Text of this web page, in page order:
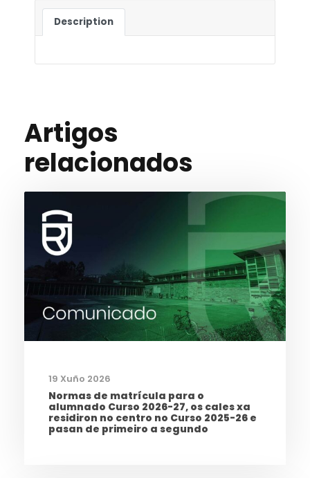
Description
Artigos
relacionados
19 Xuño 2026
Normas de matrícula para o
alumnado Curso 2026-27, os cales xa
residiron no centro no Curso 2025-26 e
pasan de primeiro a segundo